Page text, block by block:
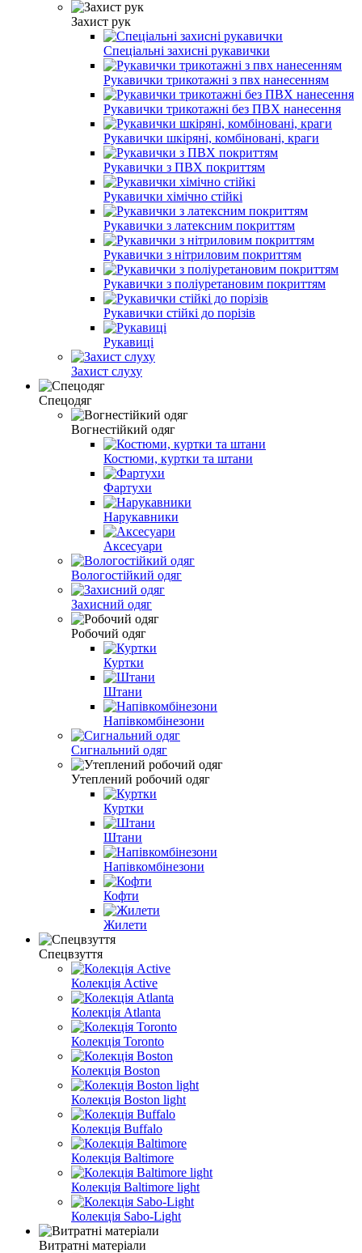
Захист рук
Спеціальні захисні рукавички
Рукавички трикотажні з пвх нанесенням
Рукавички трикотажні без ПВХ нанесення
Рукавички шкіряні, комбіновані, краги
Рукавички з ПВХ покриттям
Рукавички хімічно стійкі
Рукавички з латексним покриттям
Рукавички з нітриловим покриттям
Рукавички з поліуретановим покриттям
Рукавички стійкі до порізів
Рукавиці
Захист слуху
Спецодяг
Вогнестійкий одяг
Костюми, куртки та штани
Фартухи
Нарукавники
Аксесуари
Вологостійкий одяг
Захисний одяг
Робочий одяг
Куртки
Штани
Напівкомбінезони
Сигнальний одяг
Утеплений робочий одяг
Куртки
Штани
Напівкомбінезони
Кофти
Жилети
Спецвзуття
Колекція Active
Колекція Atlanta
Колекція Toronto
Колекція Boston
Колекція Boston light
Колекція Buffalo
Колекція Baltimore
Колекція Baltimore light
Колекція Sabo-Light
Витратні матеріали